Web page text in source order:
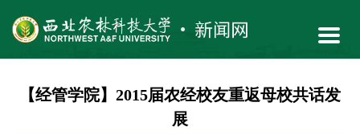
【经管学院】2015届农经校友重返母校共话发
展